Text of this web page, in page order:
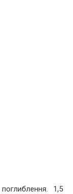
1,5